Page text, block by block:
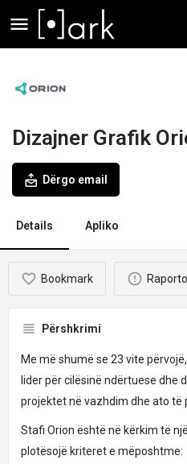
Dizajner Grafik
Dërgo email
Details Apliko
Bookmark Raporto
Përshkrimi
Me më shumë se 23 vite përvojë,
lider për cilësinë ndërtuese dhe
projektet në vazhdim dhe ato të
Stafi Orion është në kërkim të një
plotësojë kriteret e mëposhtme: